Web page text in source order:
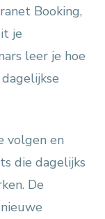
Booking,
je
leer je hoe
volgen en
die dagelijks
De